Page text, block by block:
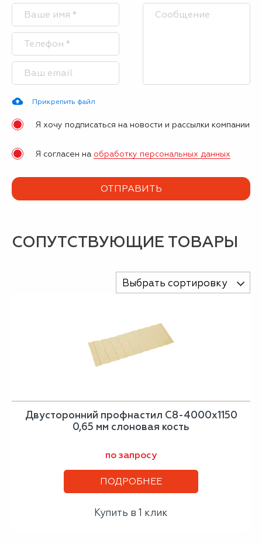
Прикрепить файл
Я хочу подписаться на новости и рассылки компании
Я согласен на обработку персональных данных
СОПУТСТВУЮЩИЕ ТОВАРЫ
Выбрать сортировку
Двусторонний профнастил С8-4000х1150
0,65 мм слоновая кость
по запросу
ПОДРОБНЕЕ
Купить в 1 клик